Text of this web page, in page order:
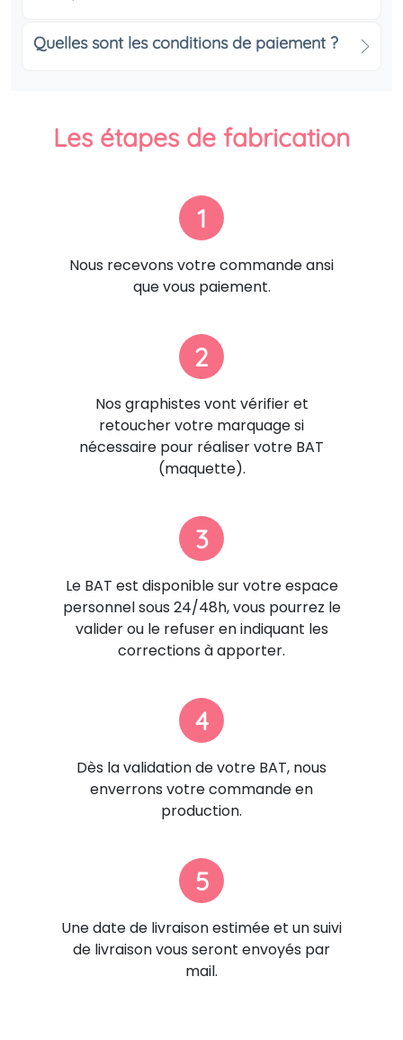
Quelles sont les conditions de paiement ?
Les étapes de fabrication
1
Nous recevons votre commande ansi
que vous paiement.
2
Nos graphistes vont vérifier et
retoucher votre marquage si
nécessaire pour réaliser votre BAT
(maquette).
3
Le BAT est disponible sur votre espace
personnel sous 24/48h, vous pourrez le
valider ou le refuser en indiquant les
corrections à apporter.
4
Dès la validation de votre BAT, nous
enverrons votre commande en
production.
5
Une date de livraison estimée et un suivi
de livraison vous seront envoyés par
mail.